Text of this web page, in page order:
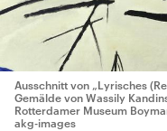
Ausschnitt von „Lyrisches
Gemälde von Wassily
Rotterdamer Museum
akg-images